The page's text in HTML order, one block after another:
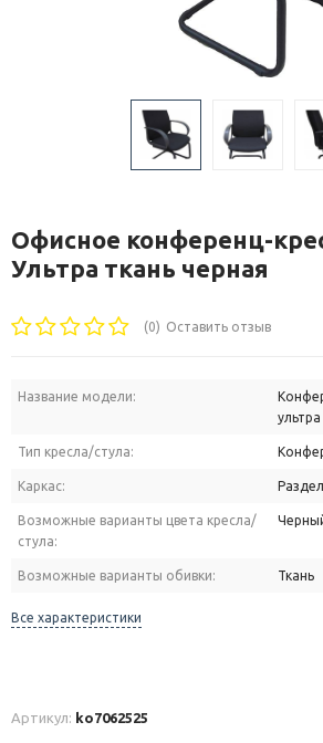
Офисное конференц-
Ультра ткань черная
(0) Оставить отзыв
Название модели:
ультра
Тип кресла/стула:
Каркас:
Возможные варианты цвета кресла/
стула:
Возможные варианты обивки: Ткань
Все характеристики
Артикул: ko7062525